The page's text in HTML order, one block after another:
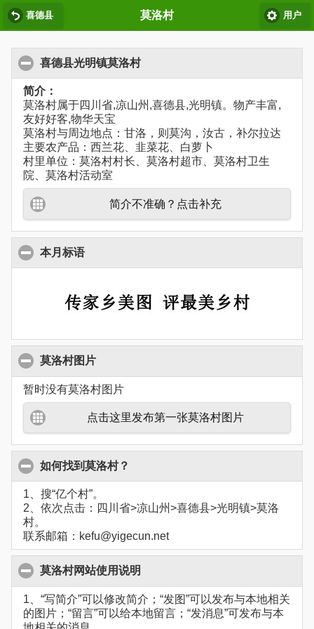
喜德县 莫洛村 用户
喜德县光明镇莫洛村
简介：
莫洛村属于四川省,凉山州,喜德县,光明镇。物产丰富,
友好好客,物华天宝
莫洛村与周边地点：甘洛，则莫沟，汝古，补尔拉达
主要农产品：西兰花、韭菜花、白萝卜
村里单位：莫洛村村长、莫洛村超市、莫洛村卫生
院、莫洛村活动室
简介不准确？点击补充
本月标语
莫洛村图片
暂时没有莫洛村图片
点击这里发布第一张莫洛村图片
如何找到莫洛村？
1、搜“亿个村”。
2、依次点击：四川省>凉山州>喜德县>光明镇>莫洛
村。
联系邮箱：kefu@yigecun.net
莫洛村网站使用说明
1、“写简介”可以修改简介；“发图”可以发布与本地相关
的图片；“留言”可以给本地留言；“发消息”可发布与本